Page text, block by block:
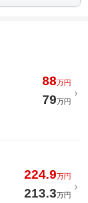
88万円
79万円
224.9万円
213.3万円